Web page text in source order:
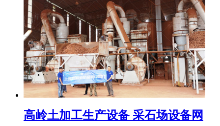
高岭土加工生产设备 采石场设备网